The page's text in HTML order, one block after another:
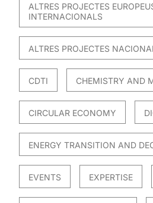
ALTRES PROJECTES
INTERNACIONALS
ALTRES PROJECTES
CDTI CHEMISTRY AND
CIRCULAR ECONOMY
ENERGY TRANSITION AND
EVENTS EXPERTISE